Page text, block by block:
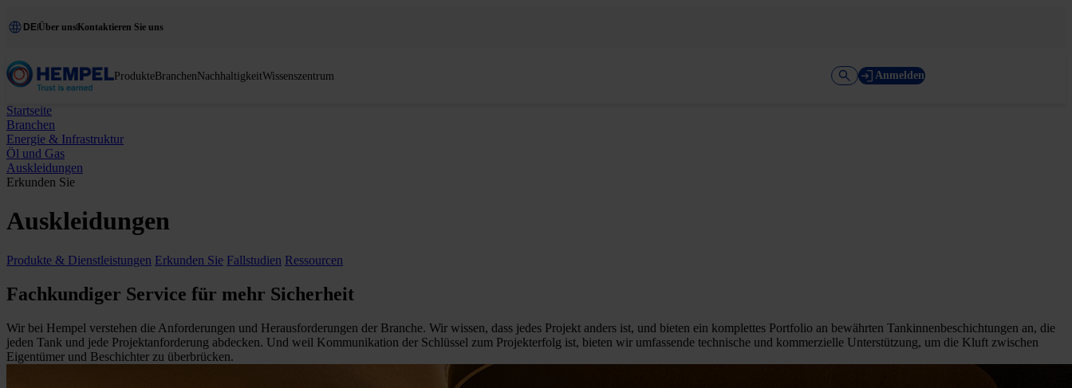
DE Über unsKontaktieren Sie uns
ProdukteBranchenNachhaltigkeitWissenszentrum Anmelden
Startseite
Branchen
Energie & Infrastruktur
Öl und Gas
Auskleidungen
Erkunden Sie
Auskleidungen
Produkte & Dienstleistungen Erkunden Sie Fallstudien Ressourcen
Fachkundiger Service für mehr Sicherheit
Wir bei Hempel verstehen die Anforderungen und Herausforderungen der Branche. Wir wissen, dass jedes Projekt anders ist, und bieten ein komplettes Portfolio an bewährten Tankinnenbeschichtungen an, die
jeden Tank und jede Projektanforderung abdecken. Und weil Kommunikation der Schlüssel zum Projekterfolg ist, bieten wir umfassende technische und kommerzielle Unterstützung, um die Kluft zwischen
Eigentümer und Beschichter zu überbrücken.